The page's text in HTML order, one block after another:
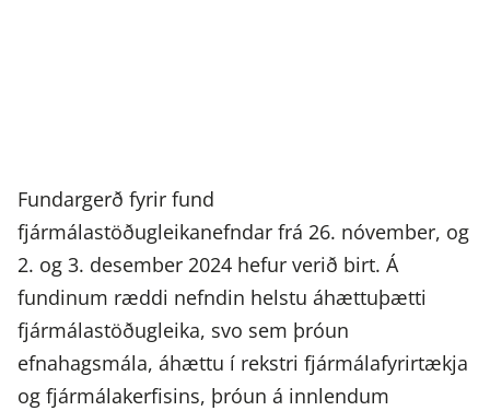
Fundargerð fyrir fund
fjármálastöðugleikanefndar frá 26. nóvember, og
2. og 3. desember 2024 hefur verið birt. Á
fundinum ræddi nefndin helstu áhættuþætti
fjármálastöðugleika, svo sem þróun
efnahagsmála, áhættu í rekstri fjármálafyrirtækja
og fjármálakerfisins, þróun á innlendum